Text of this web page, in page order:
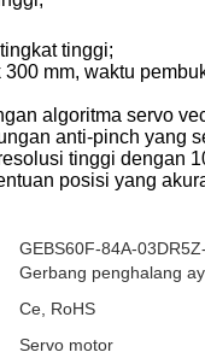
tinggi;
mm, waktu
algoritma servo
anti-pinch yang
tinggi dengan
posisi yang
GEBS60F-84A-
Gerbang penghalang
Ce, RoHS
Servo motor